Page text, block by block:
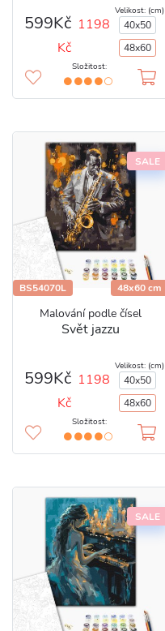
599Kč 1198
Kč
Velikost: (cm)
40x50
48x60
Složitost:
SALE
BS54070L 48x60 cm
Malování podle čísel
Svět jazzu
599Kč 1198
Kč
Velikost: (cm)
40x50
48x60
Složitost:
SALE